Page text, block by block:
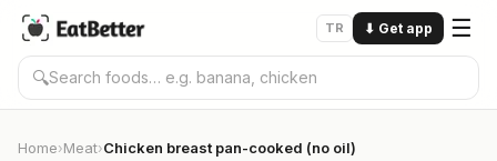
TR ⬇ Get app ☰
🔍
Home›Meat›Chicken breast pan-cooked (no oil)